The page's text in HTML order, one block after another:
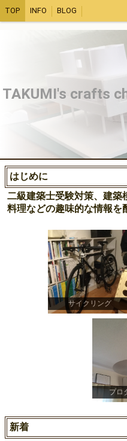
TOP INFO BLOG
TAKUMI's crafts
はじめに
二級建築士受験対策、建築
料理などの趣味的な情報を
サイクリング
プロ
新着